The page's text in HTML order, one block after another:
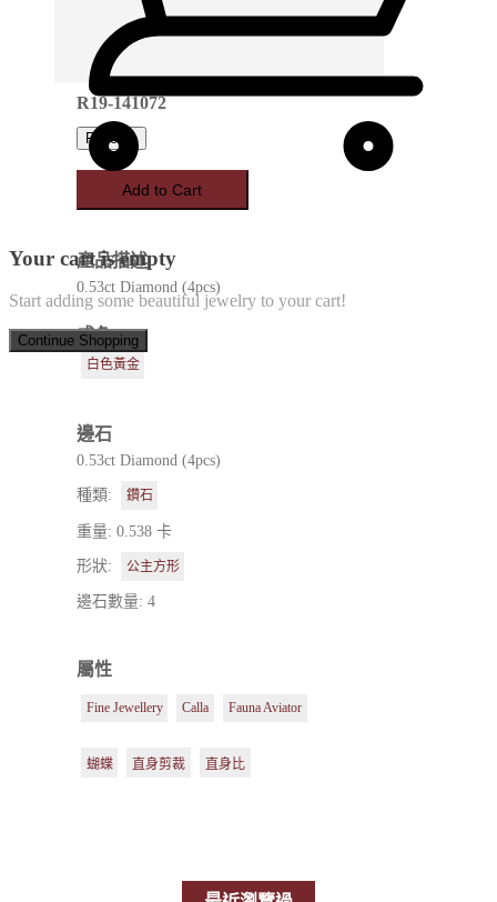
Your cart is empty
Start adding some beautiful jewelry to your cart!
Continue Shopping
R19-141072
Favorite
Add to Cart
產品描述
0.53ct Diamond (4pcs)
成色
白色黃金
邊石
0.53ct Diamond (4pcs)
種類: 鑽石
重量: 0.538 卡
形狀: 公主方形
邊石數量: 4
屬性
Fine Jewellery Calla Fauna Aviator
蝴蝶 直身剪裁 直身比